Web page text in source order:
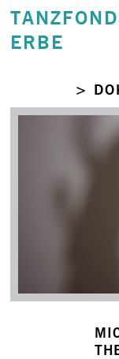
ERBE
>